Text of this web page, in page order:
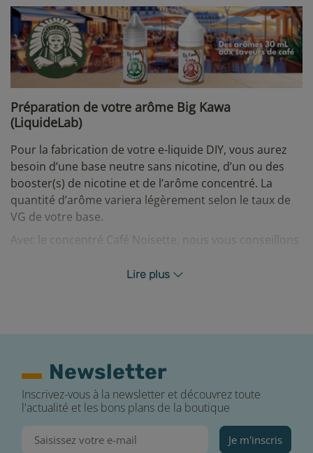
Préparation de votre arôme Big Kawa
(LiquideLab)
Pour la fabrication de votre e-liquide DIY, vous aurez
besoin d’une base neutre sans nicotine, d’un ou des
booster(s) de nicotine et de l’arôme concentré. La
quantité d’arôme variera légèrement selon le taux de
VG de votre base.
Avec le concentré Café Noisette, nous vous conseillons
12% de concentré dans une base PG/VG de 70/30.
Pour obtenir un e-liquide excellent, il est très
important de le laisser steeper/maturer. C’est une
période plus ou moins longue où les arômes vont
Lire plus
Newsletter
Inscrivez-vous à la newsletter et découvrez toute
l'actualité et les bons plans de la boutique
Je m'inscris